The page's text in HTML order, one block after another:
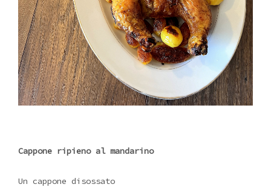
Cappone ripieno al mandarino
Un cappone disossato